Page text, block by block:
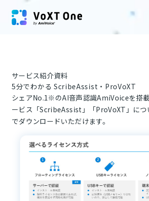
サービス紹介資料
5分でわかる ScribeAssist・ProVoXT
シェアNo.1※のAI音声認識AmiVoiceを搭
ービス「ScribeAssist」「ProVoXT」につ
でダウンロードいただけます。